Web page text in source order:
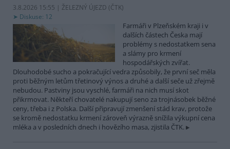
3.8.2026 15:55 | ŽELEZNÝ ÚJEZD (ČTK)
Diskuse: 12
Farmáři v Plzeňském kraji i v
dalších částech Česka mají
problémy s nedostatkem sena
a slámy pro krmení
hospodářských zvířat.
Dlouhodobé sucho a pokračující vedra způsobily, že první seč měla
proti běžným letům třetinový výnos a druhé a další seče už zřejmě
nebudou. Pastviny jsou vyschlé, farmáři na nich musí skot
přikrmovat. Někteří chovatelé nakupují seno za trojnásobek běžné
ceny, třeba i z Polska. Další připravují zmenšení stád krav, protože
se kromě nedostatku krmení zároveň výrazně snížila výkupní cena
mléka a v posledních dnech i hovězího masa, zjistila ČTK.